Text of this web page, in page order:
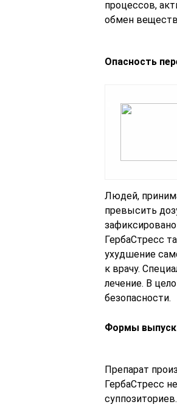
процессов,
обмен веществ
Опасность
Людей,
превысить
ГербаСтресс
ухудшение
к врачу.
лечение. В
безопасности.
Формы
Препарат
ГербаСтресс
суппозиториев.